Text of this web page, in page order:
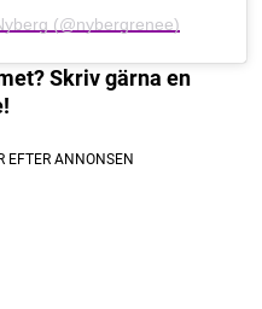
(@nybergrenee)
Skriv gärna en